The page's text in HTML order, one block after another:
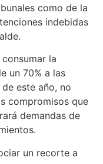
como de la
indebidas
la
un 70% a las
este año, no
compromisos que
demandas de
un recorte a